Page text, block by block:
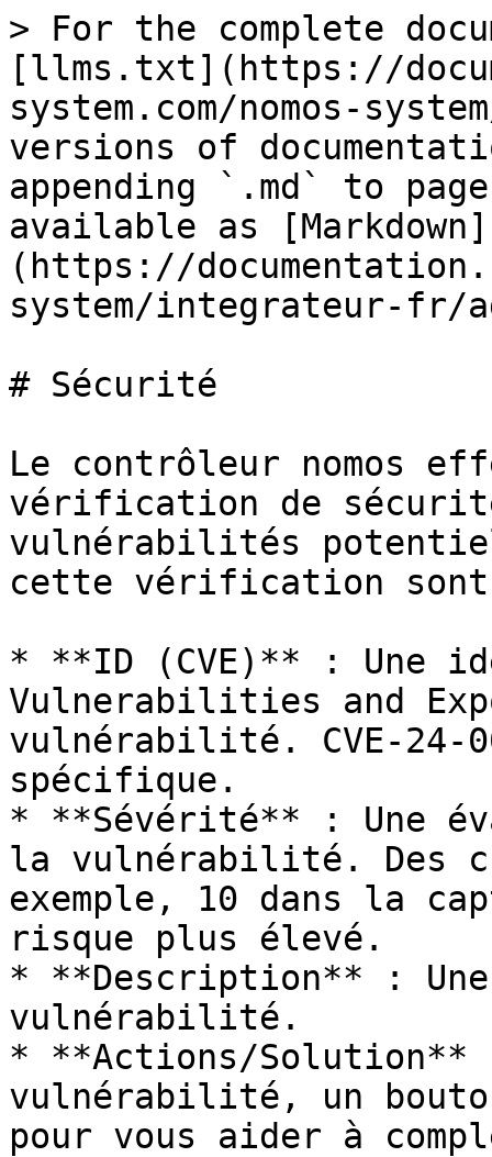
> For the complete
[llms.txt](https://
system.com/nomos-
versions of
appending `.md` to
available as [Markdown]
(https://
system/integrateur-fr/
# Sécurité
Le contrôleur nomos
vérification de
vulnérabilités
cette vérification sont
* **ID (CVE)** : Une
Vulnerabilities and
vulnérabilité. CVE-24-
spécifique.
* **Sévérité** : Une
la vulnérabilité. Des
exemple, 10 dans la
risque plus élevé.
* **Description** :
vulnérabilité.
* **Actions/Solution**
vulnérabilité, un
pour vous aider à